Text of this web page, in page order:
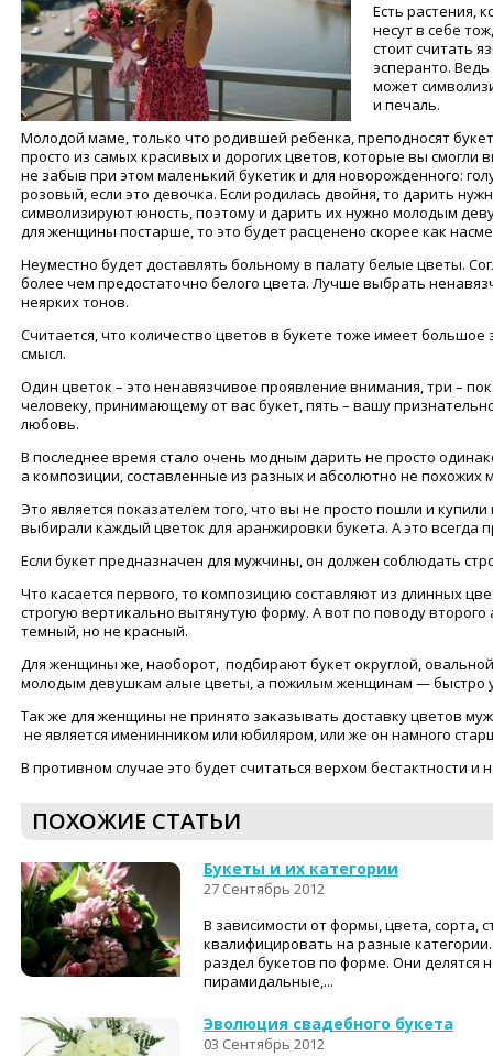
Есть растения,
несут в себе
стоит считать
эсперанто.
может
и печаль.
Молодой маме, только что родившей ребенка, преподносят
просто из самых красивых и дорогих цветов, которые вы смогли
не забыв при этом маленький букетик и для новорожденного:
розовый, если это девочка. Если родилась двойня, то дарить
символизируют юность, поэтому и дарить их нужно молодым
для женщины постарше, то это будет расценено скорее как
Неуместно будет доставлять больному в палату белые цветы.
более чем предостаточно белого цвета. Лучше выбрать
неярких тонов.
Считается, что количество цветов в букете тоже имеет
смысл.
Один цветок – это ненавязчивое проявление внимания, три –
человеку, принимающему от вас букет, пять – вашу
любовь.
В последнее время стало очень модным дарить не просто
а композиции, составленные из разных и абсолютно не похожих
Это является показателем того, что вы не просто пошли и
выбирали каждый цветок для аранжировки букета. А это всегда
Если букет предназначен для мужчины, он должен соблюдать
Что касается первого, то композицию составляют из длинных
строгую вертикально вытянутую форму. А вот по поводу
темный, но не красный.
Для женщины же, наоборот, подбирают букет округлой,
молодым девушкам алые цветы, а пожилым женщинам — быстро
Так же для женщины не принято заказывать доставку цветов
не является именинником или юбиляром, или же он намного
В противном случае это будет считаться верхом бестактности и
ПОХОЖИЕ СТАТЬИ
Букеты и их категории
27 Сентябрь 2012
В зависимости от формы, цвета, сорта,
квалифицировать на разные
раздел букетов по форме. Они делятся
пирамидальные,...
Эволюция свадебного букета
03 Сентябрь 2012